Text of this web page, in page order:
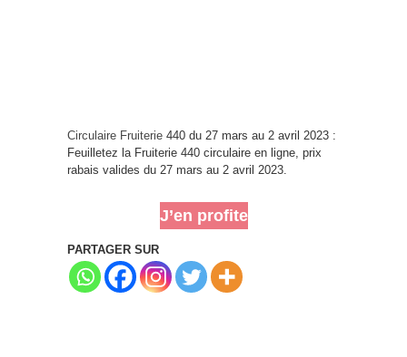
Circulaire Fruiterie 440 du 27 mars au 2 avril 2023 :
Feuilletez la Fruiterie 440 circulaire en ligne, prix
rabais valides du 27 mars au 2 avril 2023.
J’en profite
PARTAGER SUR